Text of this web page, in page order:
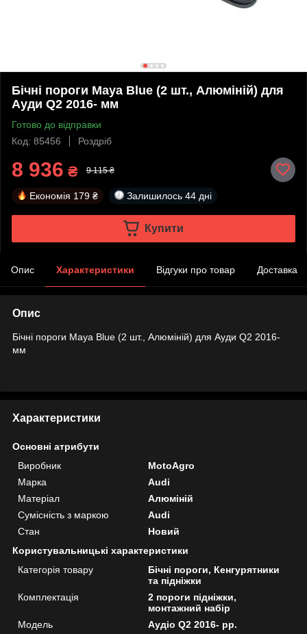
Бічні пороги Maya Blue (2 шт., Алюміній) для
Ауди Q2 2016- мм
Готово до відправки
Код: 85456
Роздріб
8 936 ₴ 9 115 ₴
Економія 179 ₴ Залишилось 44 дні
Купити
Опис Характеристики Відгуки про товар Доставка
Опис
Бічні пороги Maya Blue (2 шт., Алюміній) для Ауди Q2 2016-
мм
Характеристики
Основні атрибути
Виробник
MotoAgro
Марка
Audi
Матеріал
Алюміній
Сумісність з маркою
Audi
Стан
Новий
Користувальницькі характеристики
Категорія товару
Бічні пороги, Кенгурятники
та підніжки
Комплектація
2 пороги підніжки,
монтажний набір
Мoдель
Аудіо Q2 2016- рр.